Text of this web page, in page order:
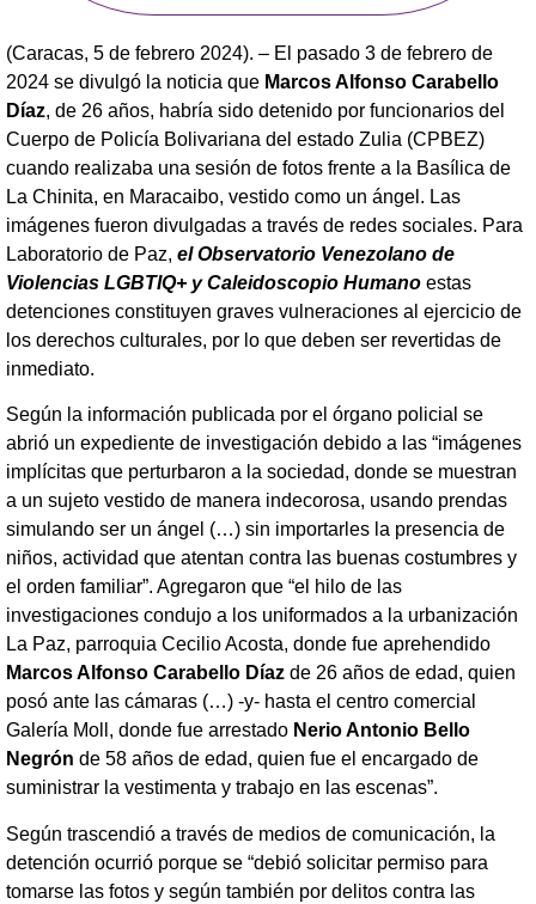
(Caracas, 5 de febrero 2024). – El pasado 3 de febrero de
2024 se divulgó la noticia que Marcos Alfonso Carabello
Díaz, de 26 años, habría sido detenido por funcionarios del
Cuerpo de Policía Bolivariana del estado Zulia (CPBEZ)
cuando realizaba una sesión de fotos frente a la Basílica de
La Chinita, en Maracaibo, vestido como un ángel. Las
imágenes fueron divulgadas a través de redes sociales. Para
Laboratorio de Paz, el Observatorio Venezolano de
Violencias LGBTIQ+ y Caleidoscopio Humano estas
detenciones constituyen graves vulneraciones al ejercicio de
los derechos culturales, por lo que deben ser revertidas de
inmediato.
Según la información publicada por el órgano policial se
abrió un expediente de investigación debido a las “imágenes
implícitas que perturbaron a la sociedad, donde se muestran
a un sujeto vestido de manera indecorosa, usando prendas
simulando ser un ángel (…) sin importarles la presencia de
niños, actividad que atentan contra las buenas costumbres y
el orden familiar”. Agregaron que “el hilo de las
investigaciones condujo a los uniformados a la urbanización
La Paz, parroquia Cecilio Acosta, donde fue aprehendido
Marcos Alfonso Carabello Díaz de 26 años de edad, quien
posó ante las cámaras (…) -y- hasta el centro comercial
Galería Moll, donde fue arrestado Nerio Antonio Bello
Negrón de 58 años de edad, quien fue el encargado de
suministrar la vestimenta y trabajo en las escenas”.
Según trascendió a través de medios de comunicación, la
detención ocurrió porque se “debió solicitar permiso para
tomarse las fotos y según también por delitos contra las